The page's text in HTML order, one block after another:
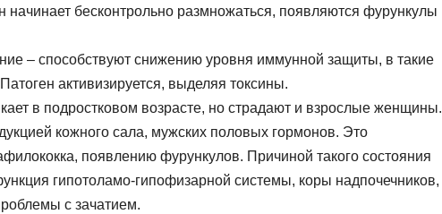
начинает бесконтрольно размножаться, появляются фурункулы
– способствуют снижению уровня иммунной защиты, в такие
активизируется, выделяя токсины.
в подростковом возрасте, но страдают и взрослые женщины.
кожного сала, мужских половых гормонов. Это
появлению фурункулов. Причиной такого состояния
гипотоламо-гипофизарной системы, коры надпочечников,
с зачатием.